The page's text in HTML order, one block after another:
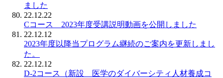
ました
22.12.22
Cコース 2023年度受講説明動画を公開しました
22.12.12
2023年度以降当プログラム継続のご案内を更新しまし
た。
22.12.12
D-2コース（新設 医学のダイバーシティ人材養成コ